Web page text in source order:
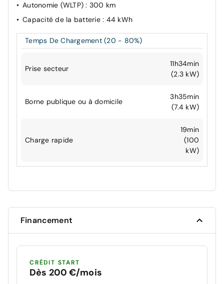
Autonomie (WLTP): 300 km
Capacité de la batterie : 44 kWh
Temps De Chargement (20 - 80%)
Prise secteur
11h34min
(2.3 kW)
Borne publique ou à domicile
3h35min
(7.4 kW)
Charge rapide
19min
(100
kW)
Financement
CRÉDIT START
Dès 200 €/mois